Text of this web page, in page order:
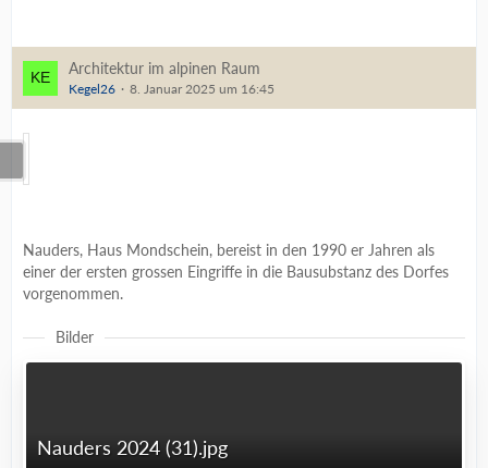
Architektur im alpinen Raum
Kegel26 8. Januar 2025 um 16:45
Nauders, Haus Mondschein, bereist in den 1990 er Jahren als
einer der ersten grossen Eingriffe in die Bausubstanz des Dorfes
vorgenommen.
Bilder
Nauders 2024 (31).jpg